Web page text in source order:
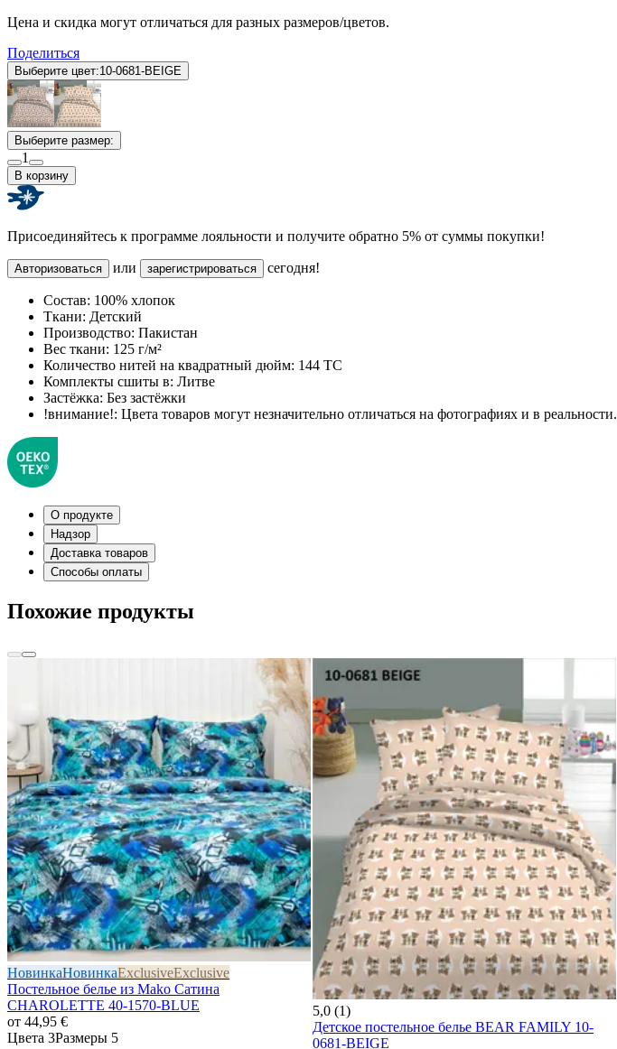
Цена и скидка могут отличаться для разных размеров/цветов.
Поделиться
Выберите цвет:10-0681-BEIGE
Выберите размер:
1
В корзину
Присоединяйтесь к программе лояльности и получите обратно 5% от суммы покупки!
Авторизоваться или зарегистрироваться сегодня!
Состав: 100% хлопок
Ткани: Детский
Производство: Пакистан
Вес ткани: 125 г/м²
Количество нитей на квадратный дюйм: 144 TC
Комплекты сшиты в: Литве
Застёжка: Без застёжки
!внимание!: Цвета товаров могут незначительно отличаться на фотографиях и в реальности.
О продукте
Надзор
Доставка товаров
Способы оплаты
Похожие продукты
НовинкаНовинкаExclusiveExclusive
Постельное белье из Mako Сатина
CHAROLETTE 40-1570-BLUE
от 44,95 €
Цвета 3Размеры 5
5,0 (1)
Детское постельное белье BEAR FAMILY 10-
0681-BEIGE